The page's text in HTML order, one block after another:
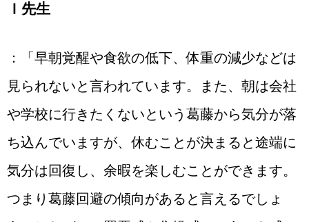
Ｉ先生
：「早朝覚醒や食欲の低下、体重の減少などは
見られないと言われています。また、朝は会社
や学校に行きたくないという葛藤から気分が落
ち込んでいますが、休むことが決まると途端に
気分は回復し、余暇を楽しむことができます。
つまり葛藤回避の傾向があると言えるでしょ